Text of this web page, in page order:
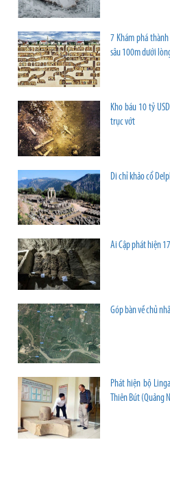
7 Khám phá
sâu 100m dưới
Kho báu 10 tỷ
trục vớt
Di chỉ khảo cổ
Ai Cập phát hiện
Góp bàn về chủ
Phát hiện bộ
Thiên Bút (Quảng